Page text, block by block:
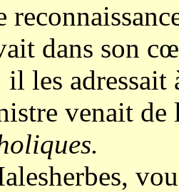
dans son
il les
venait